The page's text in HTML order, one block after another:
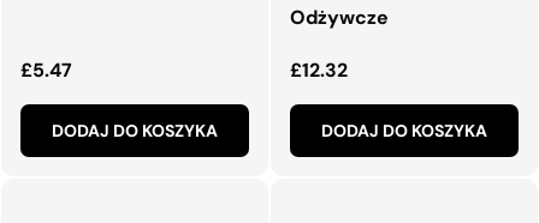
Normalna cena
£5.47
DODAJ DO KOSZYKA
Odżywcze
Normalna cena
£12.32
DODAJ DO KOSZYKA